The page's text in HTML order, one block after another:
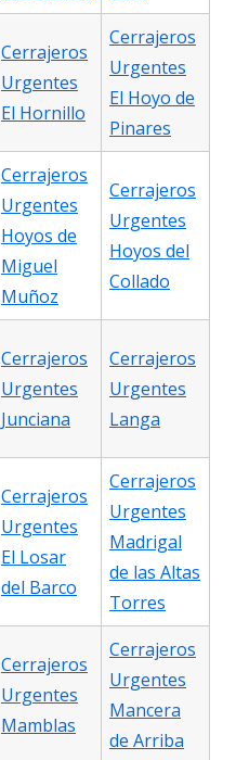
Cerrajeros
Urgentes
El Hornillo
Cerrajeros
Urgentes
El Hoyo de
Pinares
Cerrajeros
Urgentes
Hoyos de
Miguel
Muñoz
Cerrajeros
Urgentes
Hoyos del
Collado
Cerrajeros
Urgentes
Junciana
Cerrajeros
Urgentes
Langa
Cerrajeros
Urgentes
El Losar
del Barco
Cerrajeros
Urgentes
Madrigal
de las Altas
Torres
Cerrajeros
Urgentes
Mamblas
Cerrajeros
Urgentes
Mancera
de Arriba